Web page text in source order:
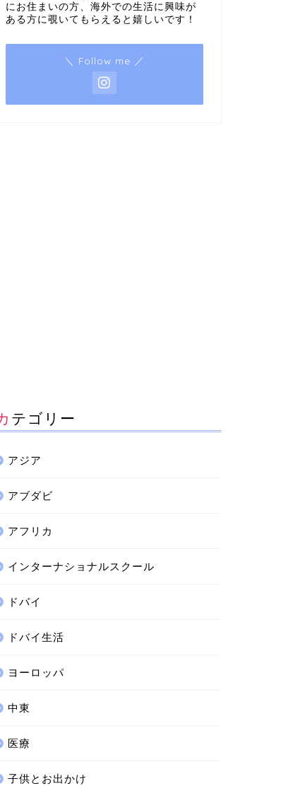
にお住まいの方、海外での生活に興味が
ある方に覗いてもらえると嬉しいです！
＼ Follow me ／
カテゴリー
アジア
アブダビ
アフリカ
インターナショナルスクール
ドバイ
ドバイ生活
ヨーロッパ
中東
医療
子供とお出かけ